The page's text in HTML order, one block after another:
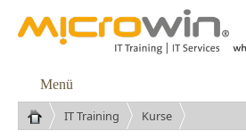
Menü
IT Training Kurse